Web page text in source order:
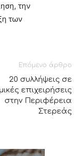
την
των
Επόμενο άρθρο
20 συλλήψεις σε
επιχειρήσεις
στην Περιφέρεια
Στερεάς